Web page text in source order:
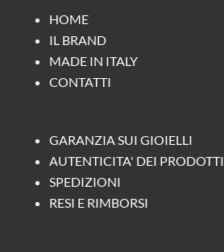
HOME
IL BRAND
MADE IN ITALY
CONTATTI
GARANZIA SUI GIOIELLI
AUTENTICITA' DEI PRODOTTI
SPEDIZIONI
RESI E RIMBORSI